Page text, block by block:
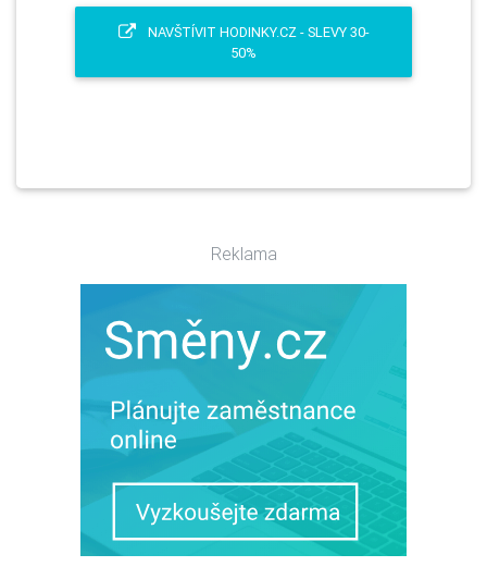
NAVŠTÍVIT HODINKY.CZ - SLEVY 30-
50%
Reklama